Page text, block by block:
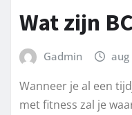
Wat zijn
Gadmin aug
Wanneer je al een
met fitness zal je